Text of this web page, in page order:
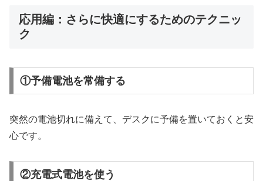
応用編：さらに快適にするためのテクニッ
ク
①予備電池を常備する
突然の電池切れに備えて、デスクに予備を置いておくと安
心です。
②充電式電池を使う